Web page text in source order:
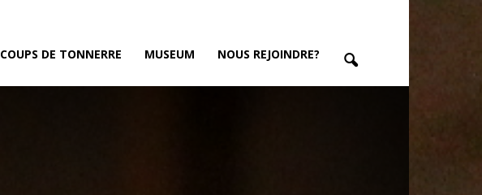
COUPS DE TONNERRE MUSEUM NOUS REJOINDRE?